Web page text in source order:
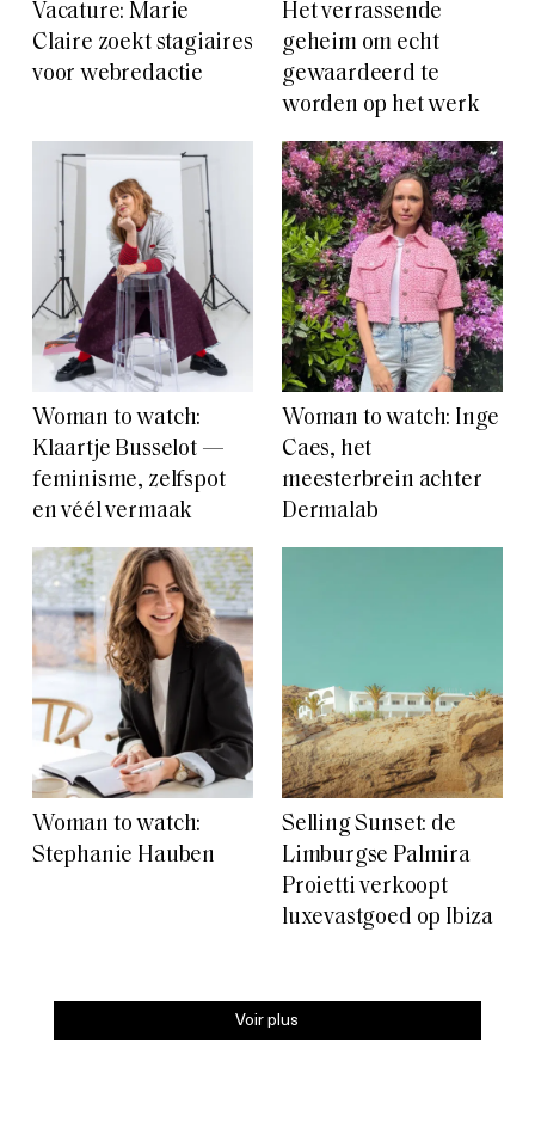
Vacature: Marie
Claire zoekt stagiaires
voor webredactie
Het verrassende
geheim om echt
gewaardeerd te
worden op het werk
Woman to watch:
Klaartje Busselot —
feminisme, zelfspot
en véél vermaak
Woman to watch: Inge
Caes, het
meesterbrein achter
Dermalab
Woman to watch:
Stephanie Hauben
Selling Sunset: de
Limburgse Palmira
Proietti verkoopt
luxevastgoed op Ibiza
Voir plus